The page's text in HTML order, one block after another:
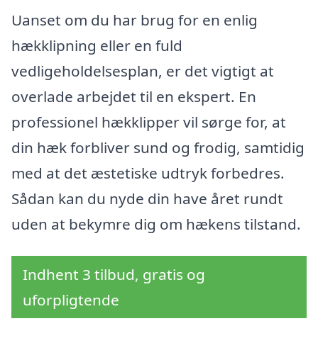
Uanset om du har brug for en enlig
hækklipning eller en fuld
vedligeholdelsesplan, er det vigtigt at
overlade arbejdet til en ekspert. En
professionel hækklipper vil sørge for, at
din hæk forbliver sund og frodig, samtidig
med at det æstetiske udtryk forbedres.
Sådan kan du nyde din have året rundt
uden at bekymre dig om hækens tilstand.
Indhent 3 tilbud, gratis og
uforpligtende